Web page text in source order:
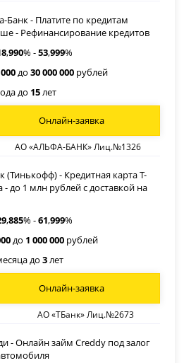
Банк - Платите по кредитам
- Рефинансирование кредитов
,990% -53,999%
до30 000 000 рублей
до 15лет
АО «АЛЬФА-БАНК» Лиц.№1326
Онлайн-заявка
(Тинькофф) - Кредитная карта Т-
- до 1 млн рублей с доставкой на
,885% -61,999%
до 1 000 000 рублей
до3лет
АО «ТБанк» Лиц.№2673
Онлайн-заявка
- Онлайн займ Creddy под залог